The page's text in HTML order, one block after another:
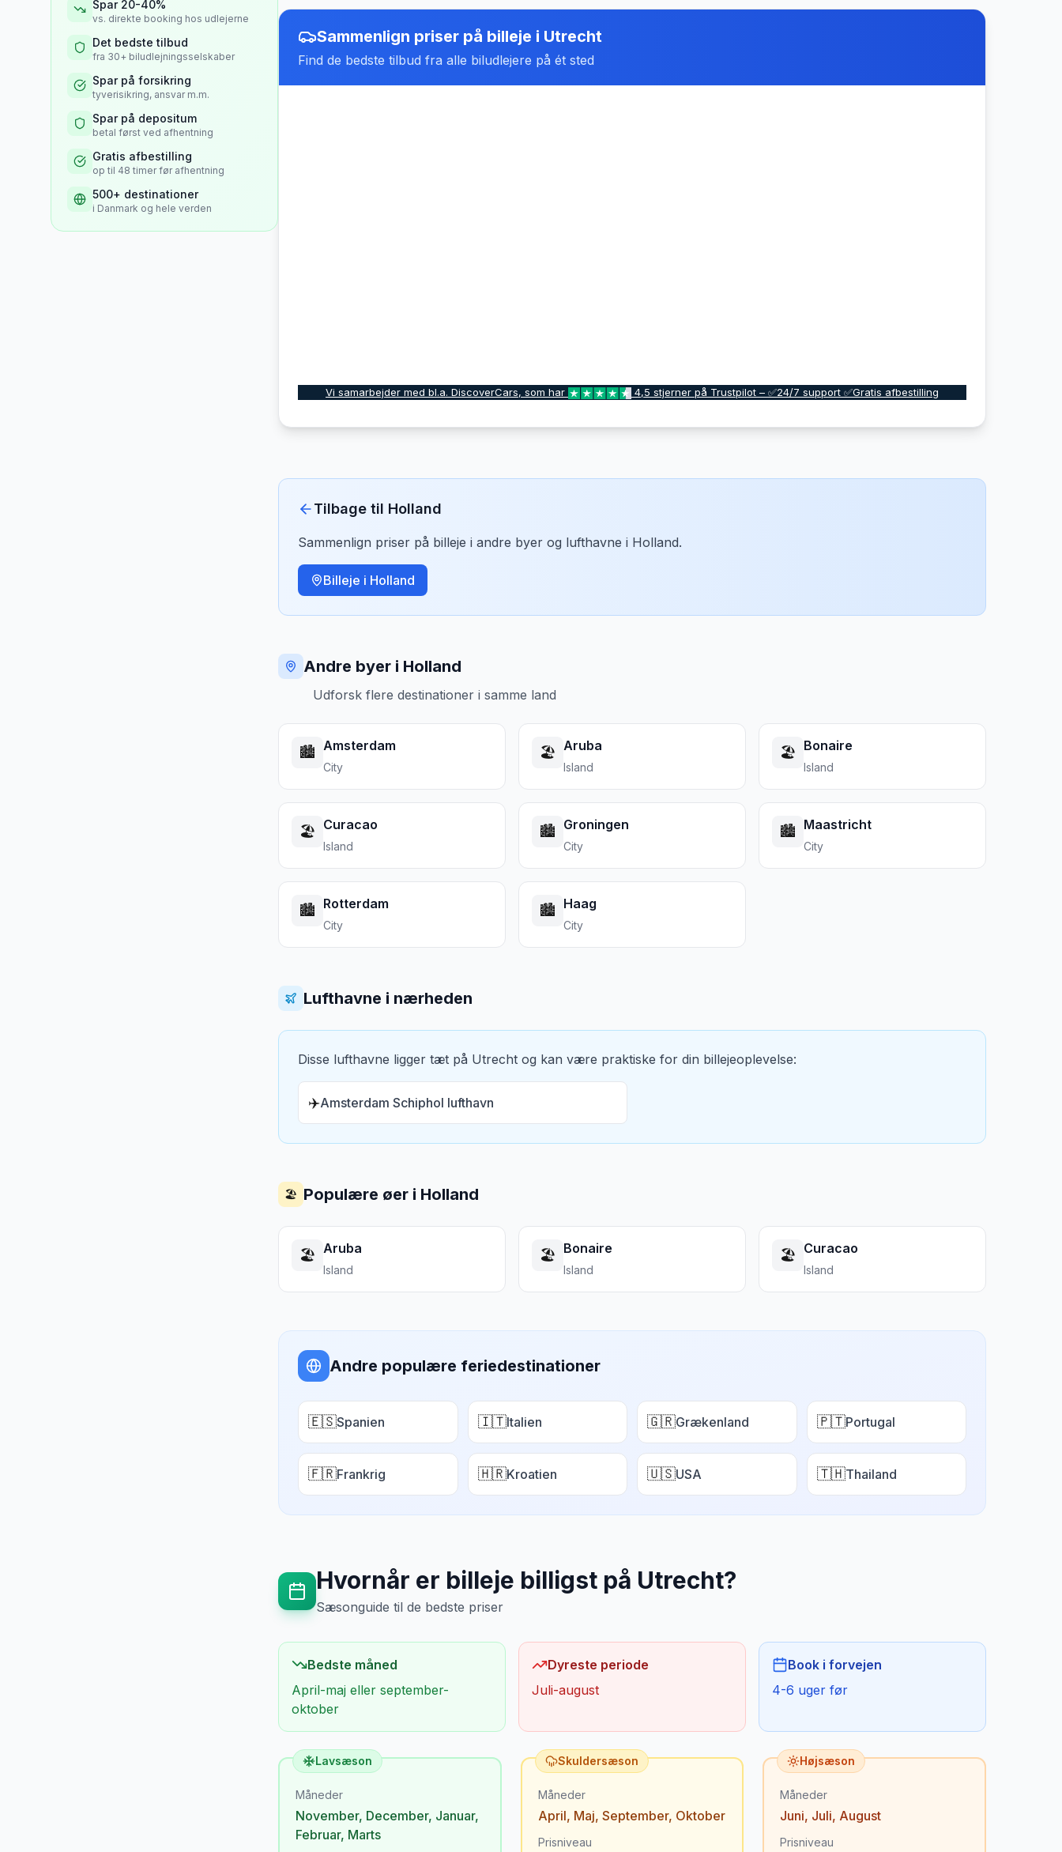
Spar 20-40%
vs. direkte booking hos udlejerne
Det bedste tilbud
fra 30+ biludlejningsselskaber
Spar på forsikring
tyverisikring, ansvar m.m.
Spar på depositum
betal først ved afhentning
Gratis afbestilling
op til 48 timer før afhentning
500+ destinationer
i Danmark og hele verden
Sammenlign priser på billeje i Utrecht
Find de bedste tilbud fra alle biludlejere på ét sted
Vi samarbejder med bl.a. DiscoverCars, som har 4,5 stjerner på Trustpilot – ✅24/7 support ✅Gratis afbestilling
Tilbage til Holland
Sammenlign priser på billeje i andre byer og lufthavne i Holland.
Billeje i Holland
Andre byer i Holland
Udforsk flere destinationer i samme land
🏙️ Amsterdam
City
🏖️ Aruba
Island
🏖️ Bonaire
Island
🏖️ Curacao
Island
🏙️ Groningen
City
🏙️ Maastricht
City
🏙️ Rotterdam
City
🏙️ Haag
City
Lufthavne i nærheden
Disse lufthavne ligger tæt på Utrecht og kan være praktiske for din billejeoplevelse:
✈️Amsterdam Schiphol lufthavn
🏖️ Populære øer i Holland
🏖️ Aruba
Island
🏖️ Bonaire
Island
🏖️ Curacao
Island
Andre populære feriedestinationer
🇪🇸Spanien 🇮🇹Italien 🇬🇷Grækenland 🇵🇹Portugal
🇫🇷Frankrig 🇭🇷Kroatien 🇺🇸USA 🇹🇭Thailand
Hvornår er billeje billigst på Utrecht?
Sæsonguide til de bedste priser
Bedste måned
April-maj eller september-
oktober
Dyreste periode
Juli-august
Book i forvejen
4-6 uger før
Lavsæson
Måneder
November, December, Januar,
Februar, Marts
Skuldersæson
Måneder
April, Maj, September, Oktober
Prisniveau
Højsæson
Måneder
Juni, Juli, August
Prisniveau